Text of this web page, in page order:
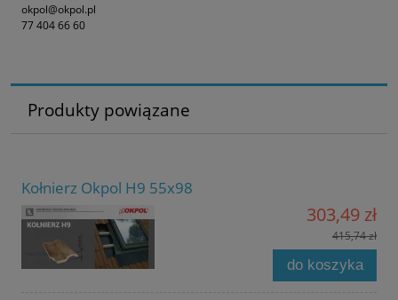
okpol@okpol.pl
77 404 66 60
Produkty powiązane
Kołnierz Okpol H9 55x98
303,49 zł
415,74 zł
do koszyka